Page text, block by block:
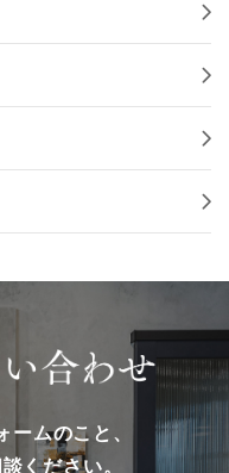
ームのこと、
ください。